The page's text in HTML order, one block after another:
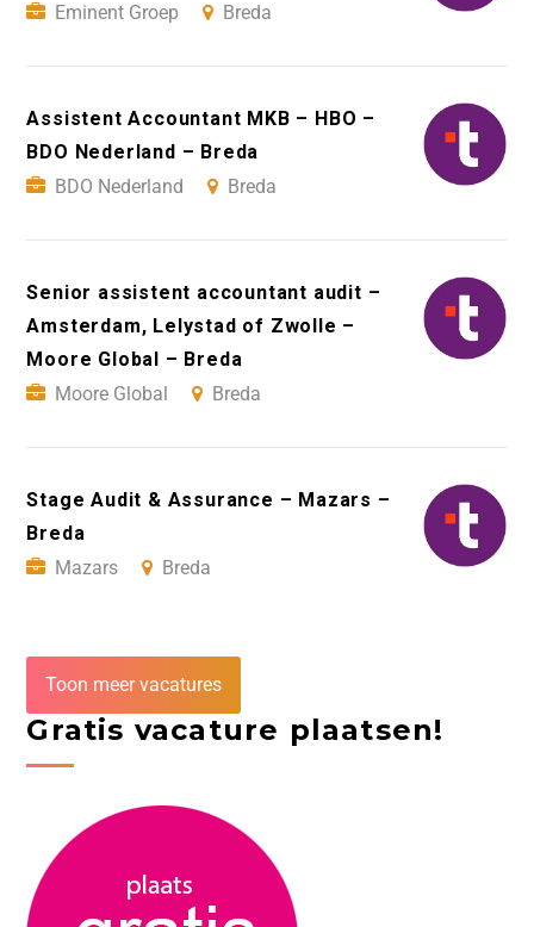
Eminent Groep
Breda
Assistent Accountant MKB – HBO –
BDO Nederland – Breda
BDO Nederland
Breda
Senior assistent accountant audit –
Amsterdam, Lelystad of Zwolle –
Moore Global – Breda
Moore Global
Breda
Stage Audit & Assurance – Mazars –
Breda
Mazars
Breda
Toon meer vacatures
Gratis vacature plaatsen!